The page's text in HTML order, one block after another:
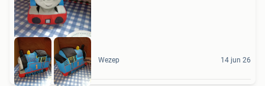
Wezep 14 jun 26